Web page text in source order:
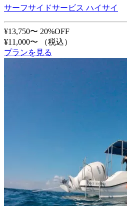
サーフサイドサービス ハイサイ
¥13,750〜 20%OFF
¥11,000〜
（税込）
プランを見る